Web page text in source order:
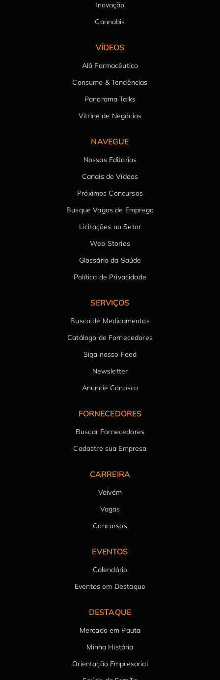
Inovação
Cannabis
VÍDEOS
Alô Farmacêutico
Consumo & Tendências
Panorama Talks
Vitrine de Negócios
NAVEGUE
Nossas Editorias
Canais de Vídeos
Próximos Concursos
Busque Vagas de Emprego
Licitações no Setor
Web Stories
Glossário da Saúde
Política de Privacidade
SERVIÇOS
Busca de Medicamentos
Catálogo de Fornecedores
Siga nosso Feed
Newsletter
Anuncie Conosco
FORNECEDORES
Buscar Fornecedores
Cadastre sua Empresa
CARREIRA
Vaivém
Vagas
Concursos
EVENTOS
Calendário
Eventos em Destaque
DESTAQUE
Mercado em Pauta
Minha História
Orientação Empresarial